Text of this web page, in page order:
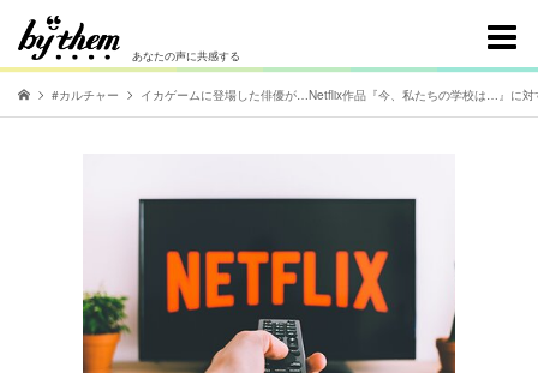
あなたの声に共感する
#カルチャー イカゲームに登場した俳優が…Netflix作品『今、私たちの学校は…』に対